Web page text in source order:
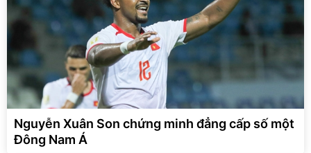
Nguyễn Xuân Son chứng minh đẳng cấp số một
Đông Nam Á